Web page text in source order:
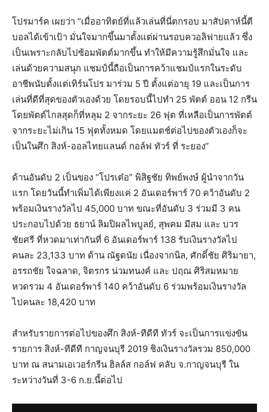
โปรมาร์ค เผยว่า “เมื่ออาทิตย์ที่แล้วเล่นที่นี่ตกรอบ มาสัปดาห์นี้ตี
บอลได้เข้าเป้า มั่นใจมากขึ้นมาตั้งแต่ผ่านรอบควอลิฟายแล้ว ซึ่ง
เป็นเพราะกลับไปซ้อมพัตต์มากขึ้น ทำให้มีความรู้สึกมั่นใจ และ
เล่นด้วยความสนุก แชมป์นี้ถือเป็นการคว้าแชมป์แรกในระดับ
อาชีพนับตั้งแต่เทิร์นโปร มาร่วม 5 ปี ตั้งแต่อายุ 19 และเป็นการ
เล่นที่ดีที่สุดของตัวเองด้วย โดยรอบนี้ไปทำ 25 พัตต์ ออน 12 กรีน
โดยพัตต์ไกลสุดก็ที่หลุม 2 จากระยะ 26 ฟุต ที่เหลือเป็นการพัตต์
จากระยะไม่เกิน 15 ฟุตทั้งหมด โดยแมตช์ต่อไปของตัวเองก็จะ
เป็นในศึก สิงห์-ออลไทยแลนด์ กอล์ฟ ทัวร์ ที่ ระยอง”
ด้านอันดับ 2 เป็นของ “โปรเต๋อ” พิสิฐชัย ทิพย์พงษ์ ผู้นำจากวัน
แรก โดยวันนี้ทำเพิ่มได้เพียงแค่ 2 อันเดอร์พาร์ 70 คว้าอันดับ 2
พร้อมเงินรางวัลไป 45,000 บาท ขณะที่อันดับ 3 ร่วมมี 3 คน
ประกอบไปด้วย ธยาน์ ลิมปิผลไพบูลย์, สุพคม มีสม และ บวร
ชัยศรี ที่หวดมาเท่ากันที่ 6 อันเดอร์พาร์ 138 รับเงินรางวัลไป
คนละ 23,133 บาท ด้าน ณัฐดนัย เนื่องจากนิล, ศักดิ์ชัย ศิริมายา,
อรรถชัย ใจฉลาด, จิตรกร น่วมทนงค์ และ ปฤณ ศิริสมหมาย
หวดรวม 4 อันเดอร์พาร์ 140 คว้าอันดับ 6 ร่วมพร้อมเงินรางวัล
ไปคนละ 18,420 บาท
สำหรับรายการต่อไปของศึก สิงห์-ทีดีที ทัวร์ จะเป็นการแข่งขัน
รายการ สิงห์-ทีดีที กาญจนบุรี 2019 ชิงเงินรางวัลรวม 850,000
บาท ณ สนามเอเวอร์กรีน ฮิลล์ส กอล์ฟ คลับ จ.กาญจนบุรี ใน
ระหว่างวันที่ 3-6 ก.ย.นี้ต่อไป